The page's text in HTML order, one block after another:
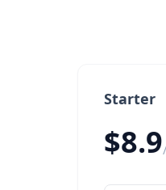
Starter
$8.9